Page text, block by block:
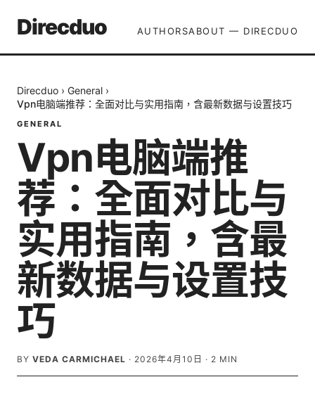
Direcduo AUTHORSABOUT — DIRECDUO
Direcduo › General ›
Vpn电脑端推荐：全面对比与实用指南，含最新数据与设置技巧
GENERAL
Vpn电脑端推
荐：全面对比与
实用指南，含最
新数据与设置技
巧
BY VEDA CARMICHAEL · 2026年4月10日 · 2 MIN